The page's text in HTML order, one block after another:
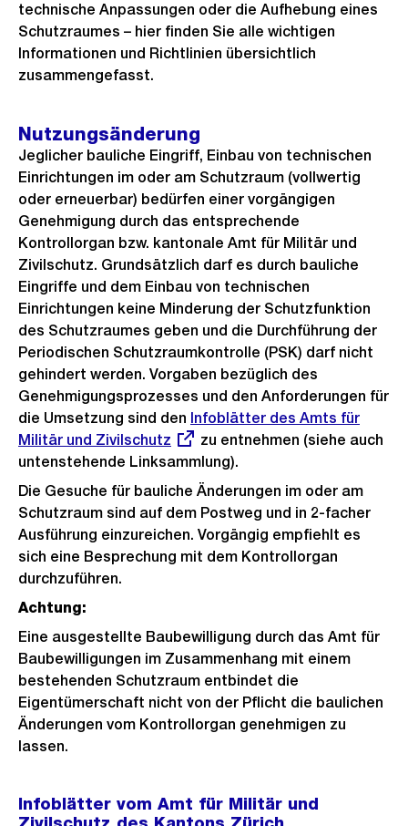
technische Anpassungen oder die Aufhebung eines
Schutzraumes – hier finden Sie alle wichtigen
Informationen und Richtlinien übersichtlich
zusammengefasst.
Nutzungsänderung
Jeglicher bauliche Eingriff, Einbau von technischen
Einrichtungen im oder am Schutzraum (vollwertig
oder erneuerbar) bedürfen einer vorgängigen
Genehmigung durch das entsprechende
Kontrollorgan bzw. kantonale Amt für Militär und
Zivilschutz. Grundsätzlich darf es durch bauliche
Eingriffe und dem Einbau von technischen
Einrichtungen keine Minderung der Schutzfunktion
des Schutzraumes geben und die Durchführung der
Periodischen Schutzraumkontrolle (PSK) darf nicht
gehindert werden. Vorgaben bezüglich des
Genehmigungsprozesses und den Anforderungen für
die Umsetzung sind den Externer
Link:
Infoblätter des Amts für
Militär und Zivilschutz
zu entnehmen (siehe auch
untenstehende Linksammlung).
Die Gesuche für bauliche Änderungen im oder am
Schutzraum sind auf dem Postweg und in 2-facher
Ausführung einzureichen. Vorgängig empfiehlt es
sich eine Besprechung mit dem Kontrollorgan
durchzuführen.
Achtung:
Eine ausgestellte Baubewilligung durch das Amt für
Baubewilligungen im Zusammenhang mit einem
bestehenden Schutzraum entbindet die
Eigentümerschaft nicht von der Pflicht die baulichen
Änderungen vom Kontrollorgan genehmigen zu
lassen.
Infoblätter vom Amt für Militär und